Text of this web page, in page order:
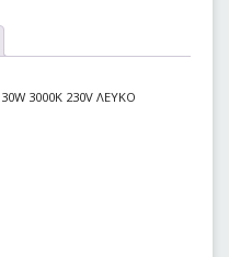
3000Κ 230V ΛΕΥΚΟ